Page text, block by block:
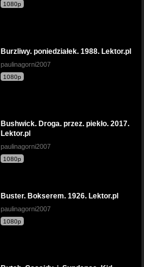
1080p
Burzliwy. poniedziałek. 1988. Lektor.pl
paulinagorni2007
1080p
Bushwick. Droga. przez. piekło. 2017.
Lektor.pl
paulinagorni2007
1080p
Buster. Bokserem. 1926. Lektor.pl
paulinagorni2007
1080p